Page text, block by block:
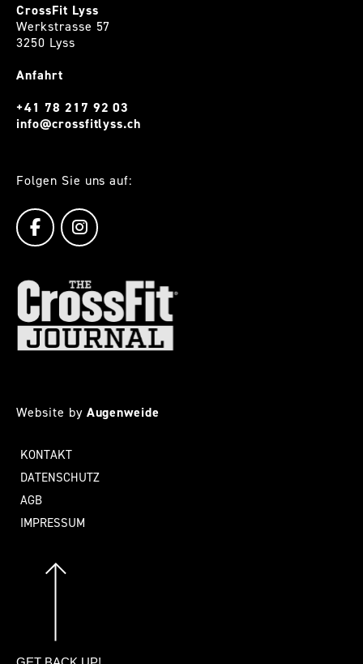
CrossFit Lyss
Werkstrasse 57
3250 Lyss
Anfahrt
+41 78 217 92 03
info@crossfitlyss.ch
Folgen Sie uns auf:
Website by Augenweide
KONTAKT
DATENSCHUTZ
AGB
IMPRESSUM